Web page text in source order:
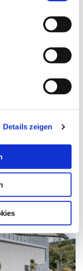
Details zeigen